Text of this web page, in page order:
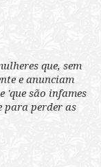
que, sem
e anunciam
'que são infames
para perder as